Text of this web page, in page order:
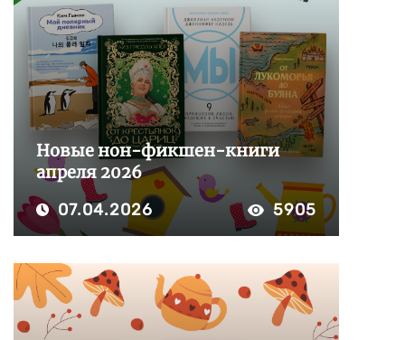
Новые нон-фикшен-книги
апреля 2026
07.04.2026 5905